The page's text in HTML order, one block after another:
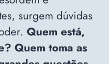
surgem dúvidas
Quem está,
Quem toma as